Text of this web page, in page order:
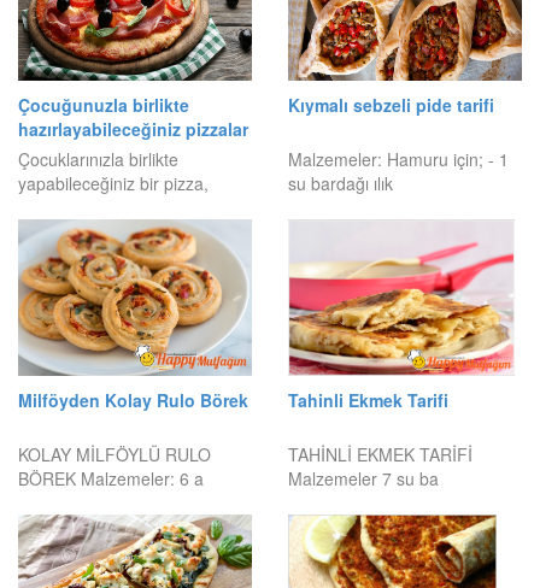
Çocuğunuzla birlikte
hazırlayabileceğiniz pizzalar
Çocuklarınızla birlikte
yapabileceğiniz bir pizza,
Kıymalı sebzeli pide tarifi
Malzemeler: Hamuru için; - 1
su bardağı ılık
Milföyden Kolay Rulo Börek
KOLAY MİLFÖYLÜ RULO
BÖREK Malzemeler: 6 a
Tahinli Ekmek Tarifi
TAHİNLİ EKMEK TARİFİ
Malzemeler 7 su ba